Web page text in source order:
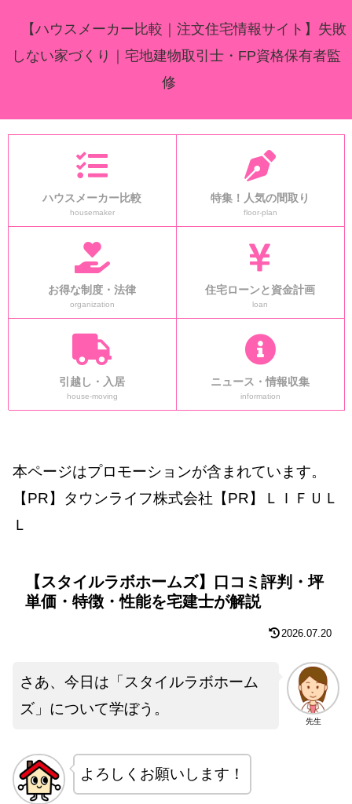
【ハウスメーカー比較｜注文住宅情報サイト】失敗
しない家づくり｜宅地建物取引士・FP資格保有者監
修
ハウスメーカー比較
housemaker
特集！人気の間取り
floor-plan
お得な制度・法律
organization
住宅ローンと資金計画
loan
引越し・入居
house-moving
ニュース・情報収集
information
本ページはプロモーションが含まれています。
【PR】タウンライフ株式会社【PR】ＬＩＦＵＬ
Ｌ
【スタイルラボホームズ】口コミ評判・坪
単価・特徴・性能を宅建士が解説
2026.07.20
先生
さあ、今日は「スタイルラボホーム
ズ」について学ぼう。
よろしくお願いします！